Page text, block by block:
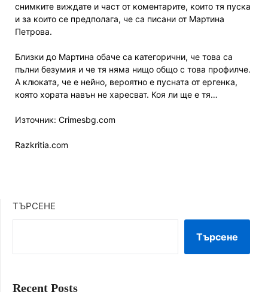
снимките виждате и част от коментарите, които тя пуска
и за които се предполага, че са писани от Мартина
Петрова.
Близки до Мартина обаче са категорични, че това са
пълни безумия и че тя няма нищо общо с това профилче.
А клюката, че е нейно, вероятно е пусната от ергенка,
която хората навън не харесват. Коя ли ще е тя…
Източник: Crimesbg.com
Razkritia.com
ТЪРСЕНЕ
Търсене
Recent Posts